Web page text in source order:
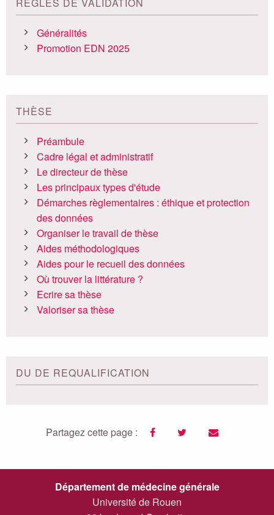
RÈGLES DE VALIDATION
Généralités
Promotion EDN 2025
THÈSE
Préambule
Cadre légal et administratif
Le directeur de thèse
Les principaux types d'étude
Démarches règlementaires : éthique et protection
des données
Organiser le travail de thèse
Aides méthodologiques
Aides pour le recueil des données
Où trouver la littérature ?
Ecrire sa thèse
Valoriser sa thèse
DU DE REQUALIFICATION
Partagez cette page : facebook twitter
Département de médecine générale
Université de Rouen